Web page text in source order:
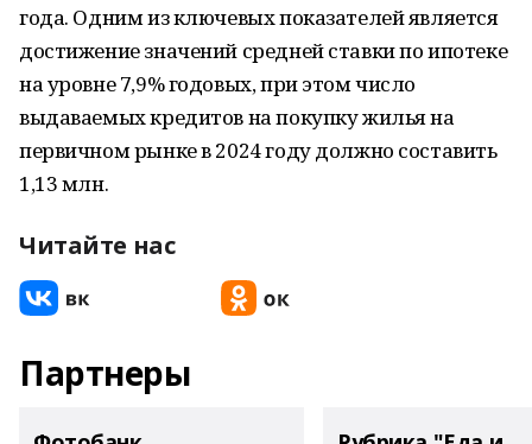
года. Одним из ключевых показателей является
достижение значений средней ставки по ипотеке
на уровне 7,9% годовых, при этом число
выдаваемых кредитов на покупку жилья на
первичном рынке в 2024 году должно составить
1,13 млн.
Читайте нас
Партнеры